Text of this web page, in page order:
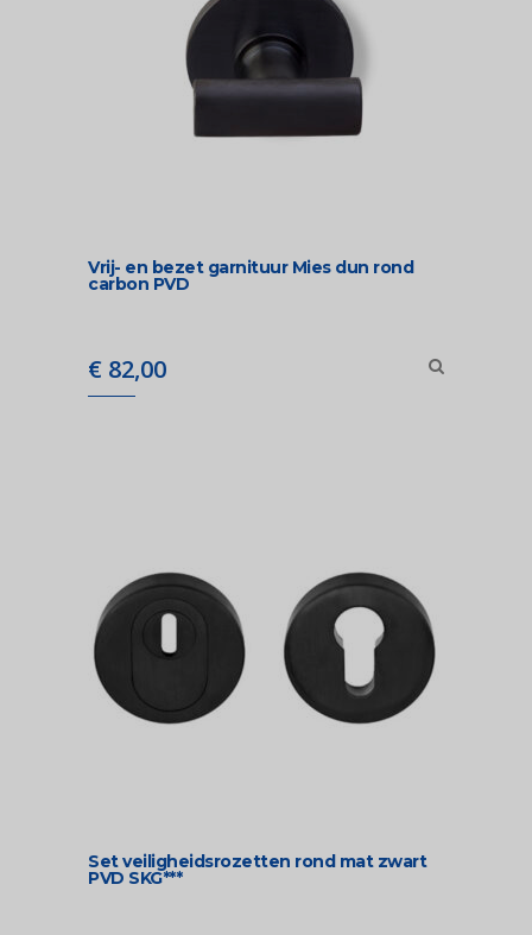
Vrij- en bezet garnituur Mies dun rond
carbon PVD
€ 82,00
Set veiligheidsrozetten rond mat zwart
PVD SKG***